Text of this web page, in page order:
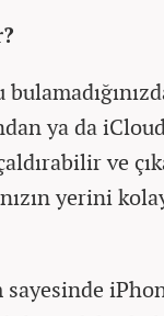
ya da
ve
yerini